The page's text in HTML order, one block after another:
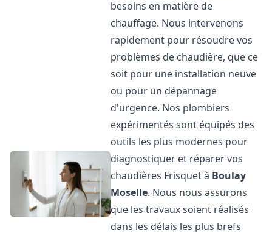
besoins en matière de
chauffage. Nous intervenons
rapidement pour résoudre vos
problèmes de chaudière, que ce
soit pour une installation neuve
ou pour un dépannage
d'urgence. Nos plombiers
expérimentés sont équipés des
outils les plus modernes pour
diagnostiquer et réparer vos
chaudières Frisquet à Boulay
Moselle. Nous nous assurons
que les travaux soient réalisés
dans les délais les plus brefs